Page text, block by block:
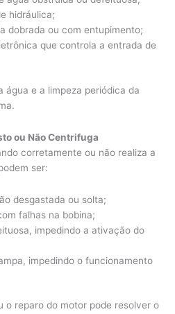
hidráulica;
dobrada ou com entupimento;
que controla a entrada de
água e a limpeza periódica da
ou Não Centrifuga
corretamente ou não realiza a
ser:
desgastada ou solta;
falhas na bobina;
impedindo a ativação do
impedindo o funcionamento
o reparo do motor pode resolver o